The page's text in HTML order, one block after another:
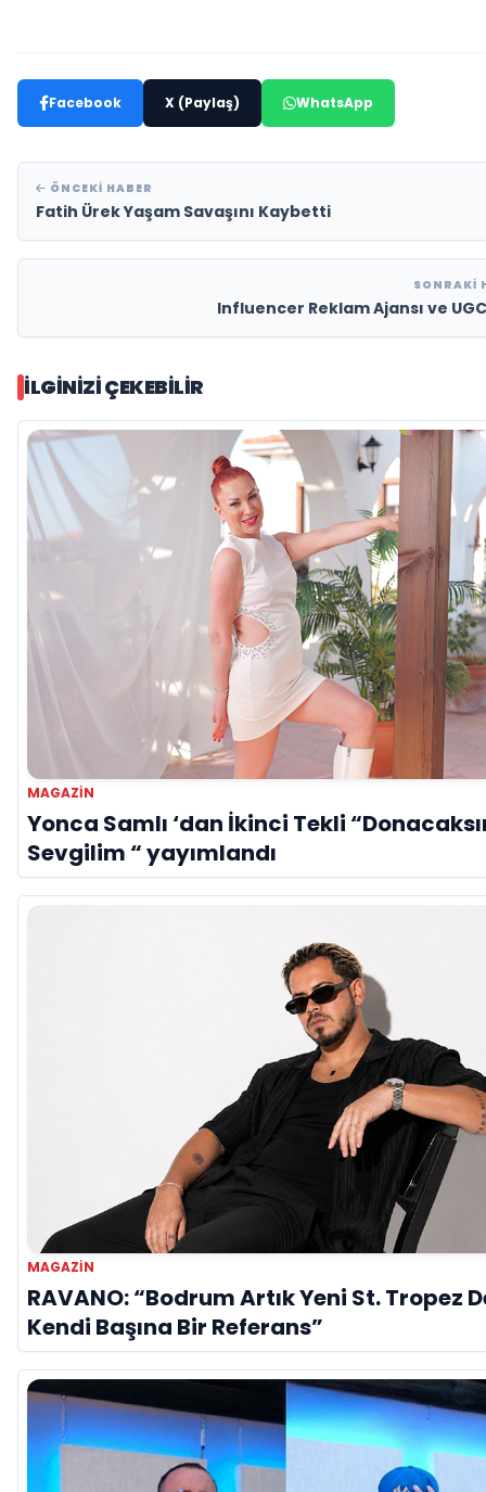
Facebook X (Paylaş) WhatsApp
ÖNCEKI HABER
Fatih Ürek Yaşam Savaşını Kaybetti
SONRAKI
Influencer Reklam Ajansı ve
İLGINIZI ÇEKEBILIR
MAGAZİN
Yonca Samlı ‘dan İkinci Tekli
Sevgilim “ yayımlandı
MAGAZİN
RAVANO: “Bodrum Artık Yeni St. Tropez
Kendi Başına Bir Referans”